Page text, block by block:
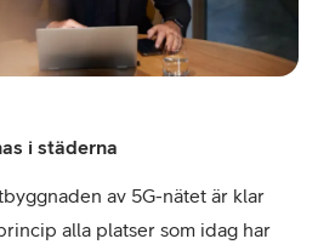
i städerna
av 5G-nätet är klar
alla platser som idag har